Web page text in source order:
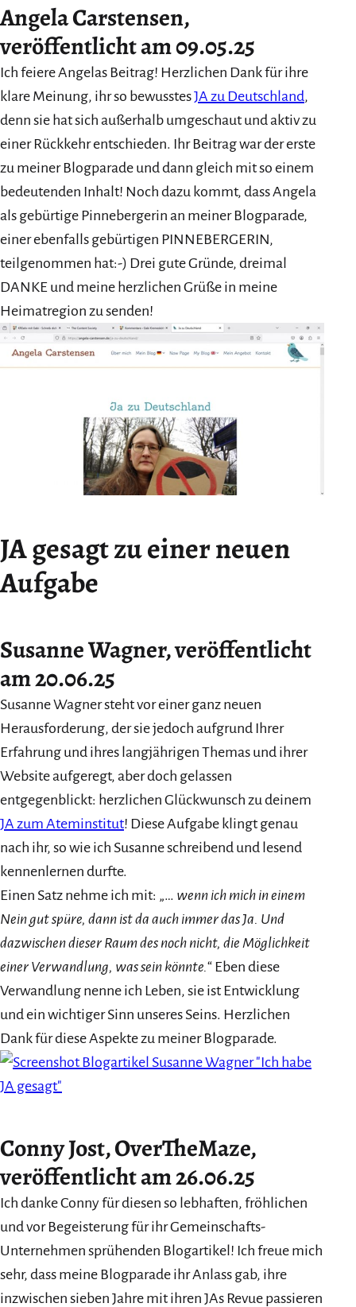
Angela Carstensen,
veröffentlicht am 09.05.25
Ich feiere Angelas Beitrag! Herzlichen Dank für ihre
klare Meinung, ihr so bewusstesJA zu Deutschland,
denn sie hat sich außerhalb umgeschaut und aktiv zu
einer Rückkehr entschieden. Ihr Beitrag war der erste
zu meiner Blogparade und dann gleich mit so einem
bedeutenden Inhalt! Noch dazu kommt, dass Angela
als gebürtige Pinnebergerin an meiner Blogparade,
einer ebenfalls gebürtigen PINNEBERGERIN,
teilgenommen hat:-) Drei gute Gründe, dreimal
DANKE und meine herzlichen Grüße in meine
Heimatregion zu senden!
JA gesagt zu einer neuen
Aufgabe
Susanne Wagner, veröffentlicht
am 20.06.25
Susanne Wagner steht vor einer ganz neuen
Herausforderung, der sie jedoch aufgrund Ihrer
Erfahrung und ihres langjährigen Themas und ihrer
Website aufgeregt, aber doch gelassen
entgegenblickt: herzlichen Glückwunsch zu deinem
JA zum Ateminstitut! Diese Aufgabe klingt genau
nach ihr, so wie ich Susanne schreibend und lesend
kennenlernen durfte.
Einen Satz nehme ich mit: „… wenn ich mich in einem
Nein gut spüre, dann ist da auch immer das Ja. Und
dazwischen dieser Raum des noch nicht, die Möglichkeit
einer Verwandlung, was sein könnte.“ Eben diese
Verwandlung nenne ich Leben, sie ist Entwicklung
und ein wichtiger Sinn unseres Seins. Herzlichen
Dank für diese Aspekte zu meiner Blogparade.
Conny Jost, OverTheMaze,
veröffentlicht am 26.06.25
Ich danke Conny für diesen so lebhaften, fröhlichen
und vor Begeisterung für ihr Gemeinschafts-
Unternehmen sprühenden Blogartikel! Ich freue mich
sehr, dass meine Blogparade ihr Anlass gab, ihre
inzwischen sieben Jahre mit ihren JAs Revue passieren